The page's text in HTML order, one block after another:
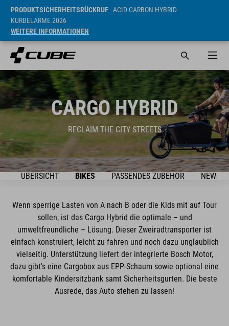
PRODUKTSICHERHEITSRÜCKRUF- ACID CARBON HYBRID
KURBELARME 2026
WEITERE INFORMATIONEN
CARGO HYBRID
RECLAIM THE CITY STREETS
ÜBERSICHT BIKES PASSENDES ZUBEHÖR
Wenn sperrige Lasten von A nach B oder die Kids mit auf Tour
sollen, ist das Cargo Hybrid die optimale – und
umweltfreundliche – Lösung. Dieser Zweiradtransporter ist
einfach konstruiert, leicht zu fahren und noch dazu unglaublich
vielseitig. Unterstützung liefert der integrierte Bosch Motor,
dazu gibt's eine Cargobox aus EPP-Schaum sowie optional eine
komfortable Kindersitzbank samt Sicherheitsgurten. Die beste
Ausrede, das Auto stehen zu lassen!